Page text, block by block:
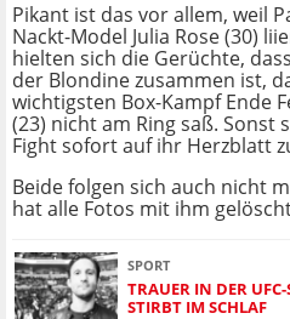
Pikant ist das vor allem, weil
Nackt-Model Julia Rose (30)
hielten sich die Gerüchte,
der Blondine zusammen ist,
wichtigsten Box-Kampf Ende
(23) nicht am Ring saß. Sonst
Fight sofort auf ihr Herzblatt
Beide folgen sich auch nicht
hat alle Fotos mit ihm
SPORT
TRAUER IN DER
STIRBT IM SCHLAF